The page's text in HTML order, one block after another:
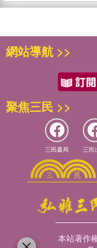
網站導航 >>
聚焦三民 >>
三民書局 三民
本站著作